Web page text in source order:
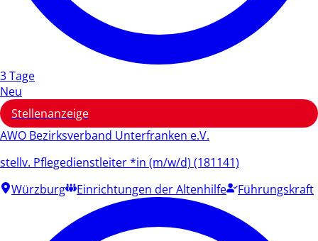
3 Tage
Neu
Stellenanzeige
AWO Bezirksverband Unterfranken e.V.
stellv. Pflegedienstleiter *in (m/w/d) (181141)
Würzburg
Einrichtungen der Altenhilfe Führungskraft